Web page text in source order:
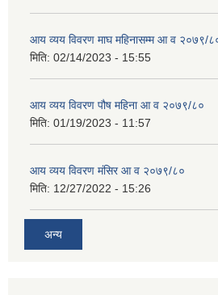
आय व्यय विवरण माघ महिनासम्म आ व २०७९/
मिति: 02/14/2023 - 15:55
आय व्यय विवरण पौष महिना आ व २०७९/८०
मिति: 01/19/2023 - 11:57
आय व्यय विवरण मंसिर आ व २०७९/८०
मिति: 12/27/2022 - 15:26
अन्य